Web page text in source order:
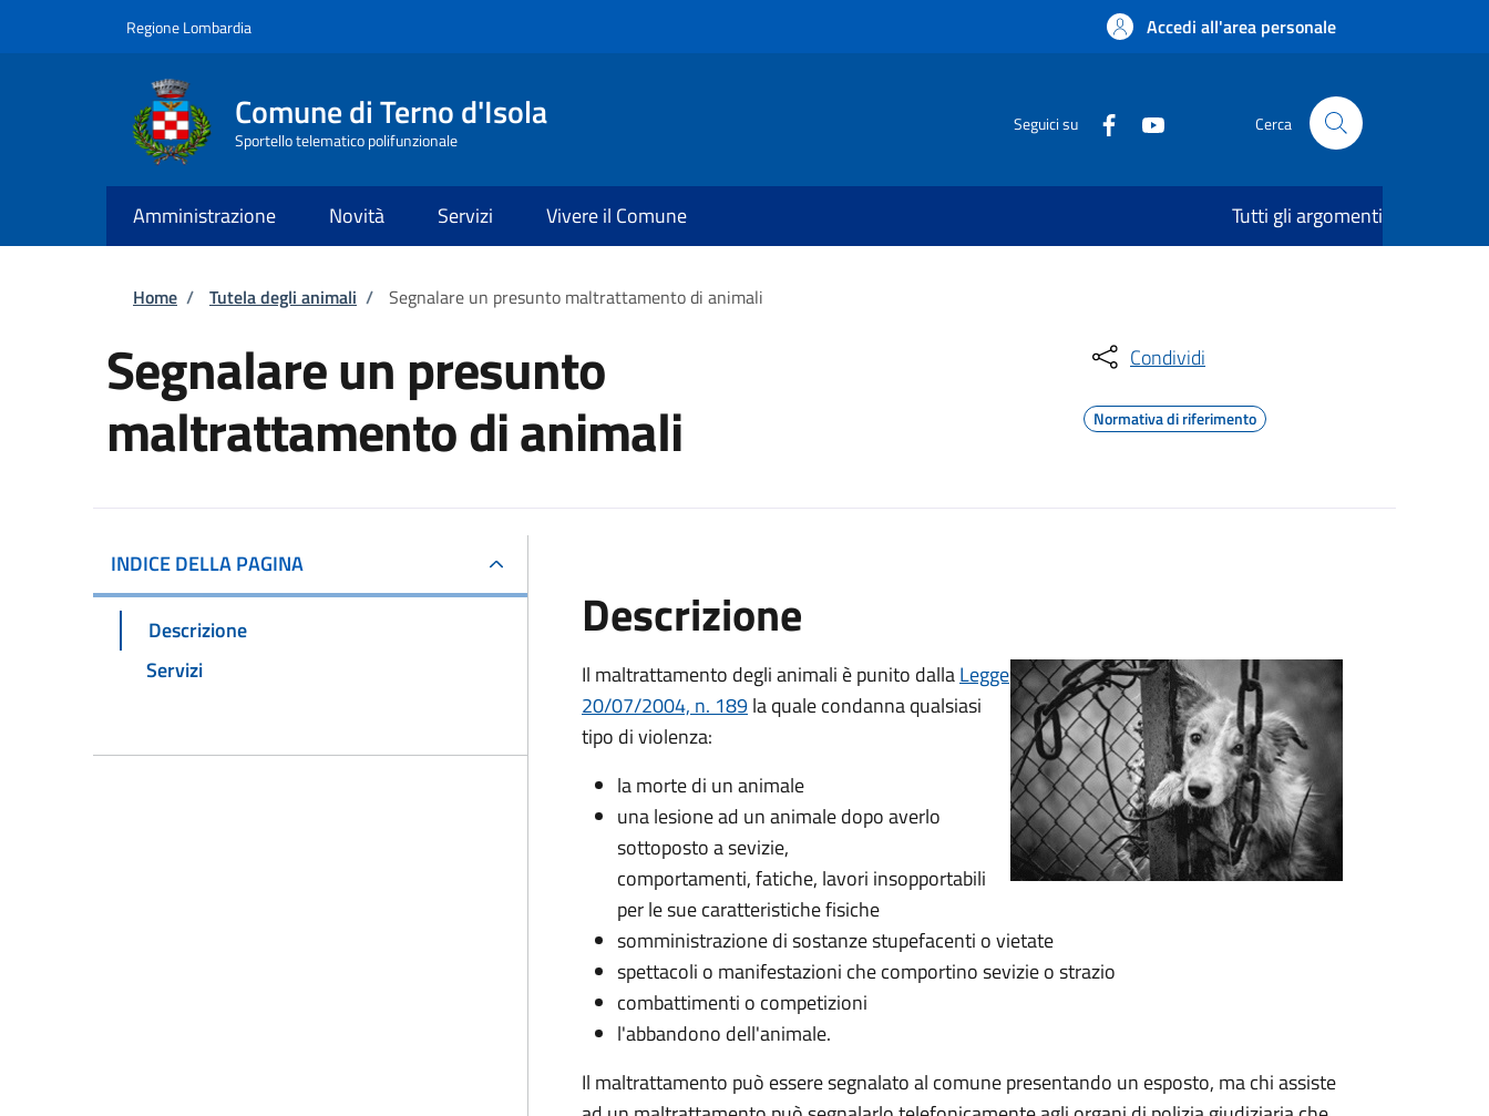
Regione Lombardia Accedi all'area personale
Comune di Terno d'Isola
Sportello telematico polifunzionale
Seguici su Cerca
Amministrazione Novità Servizi Vivere il Comune Tutti gli argomenti
Briciole di pane
Home / Tutela degli animali / Segnalare un presunto maltrattamento di animali
Segnalare un presunto
maltrattamento di animali
Condividi
Normativa di riferimento
INDICE DELLA PAGINA
Descrizione
Servizi
Descrizione
Il maltrattamento degli animali è punito dallaLegge
20/07/2004, n. 189la quale condanna qualsiasi
tipo di violenza:
la morte di un animale
una lesione ad un animale dopo averlo
sottoposto a sevizie,
comportamenti, fatiche, lavori insopportabili
per le sue caratteristiche fisiche
somministrazione di sostanze stupefacenti o vietate
spettacoli o manifestazioni che comportino sevizie o strazio
combattimenti o competizioni
l'abbandono dell'animale.
Il maltrattamento può essere segnalato al comune presentando un esposto, ma chi assiste